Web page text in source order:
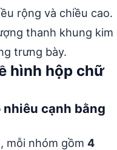
rộng và chiều cao.
thanh khung kim
trưng bày.
hình hộp chữ
cạnh bằng
mỗi nhóm gồm 4